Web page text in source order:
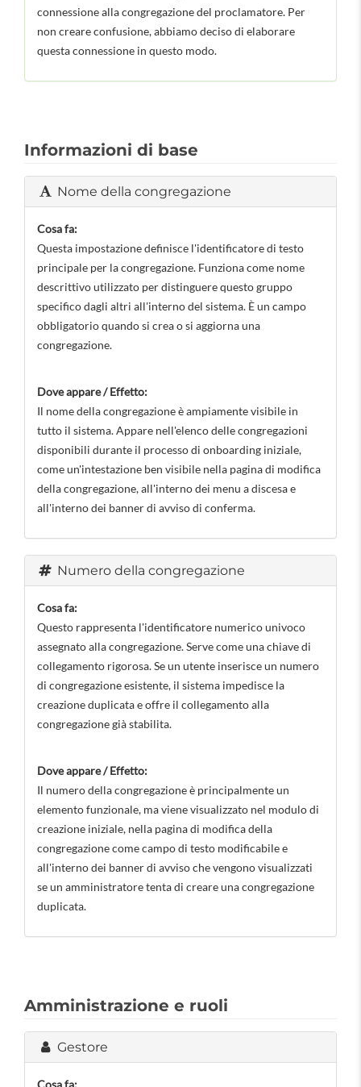
connessione alla congregazione del proclamatore. Per
non creare confusione, abbiamo deciso di elaborare
questa connessione in questo modo.
Informazioni di base
Nome della congregazione
Cosa fa:
Questa impostazione definisce l'identificatore di testo
principale per la congregazione. Funziona come nome
descrittivo utilizzato per distinguere questo gruppo
specifico dagli altri all'interno del sistema. È un campo
obbligatorio quando si crea o si aggiorna una
congregazione.
Dove appare / Effetto:
Il nome della congregazione è ampiamente visibile in
tutto il sistema. Appare nell'elenco delle congregazioni
disponibili durante il processo di onboarding iniziale,
come un'intestazione ben visibile nella pagina di modifica
della congregazione, all'interno dei menu a discesa e
all'interno dei banner di avviso di conferma.
Numero della congregazione
Cosa fa:
Questo rappresenta l'identificatore numerico univoco
assegnato alla congregazione. Serve come una chiave di
collegamento rigorosa. Se un utente inserisce un numero
di congregazione esistente, il sistema impedisce la
creazione duplicata e offre il collegamento alla
congregazione già stabilita.
Dove appare / Effetto:
Il numero della congregazione è principalmente un
elemento funzionale, ma viene visualizzato nel modulo di
creazione iniziale, nella pagina di modifica della
congregazione come campo di testo modificabile e
all'interno dei banner di avviso che vengono visualizzati
se un amministratore tenta di creare una congregazione
duplicata.
Amministrazione e ruoli
Gestore
Cosa fa: